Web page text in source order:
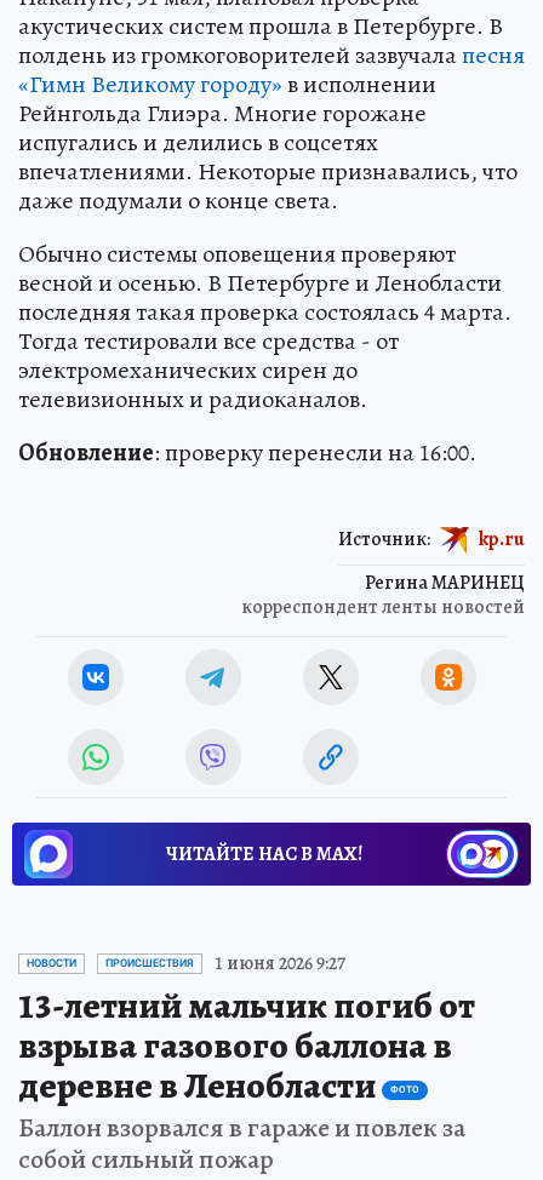
акустических систем прошла в Петербурге. В
полдень из громкоговорителей зазвучалапесня
«Гимн Великому городу»в исполнении
Рейнгольда Глиэра. Многие горожане
испугались и делились в соцсетях
впечатлениями. Некоторые признавались, что
даже подумали о конце света.
Обычно системы оповещения проверяют
весной и осенью. В Петербурге и Ленобласти
последняя такая проверка состоялась 4 марта.
Тогда тестировали все средства - от
электромеханических сирен до
телевизионных и радиоканалов.
Обновление: проверку перенесли на 16:00.
Регина МАРИНЕЦ
корреспондент ленты новостей
Источник: kp.ru
ЧИТАЙТЕ НАС В МАХ!
НОВОСТИ ПРОИСШЕСТВИЯ 1 июня 2026 9:27
13-летний мальчик погиб от
взрыва газового баллона в
деревне в Ленобласти
ФОТО
Баллон взорвался в гараже и повлек за
собой сильный пожар